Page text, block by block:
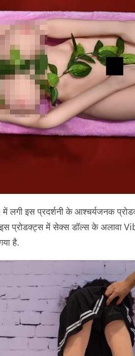
इस प्रदर्शनी के आश्चर्यजनक
इस प्रोडक्ट्स में सेक्स डॉल्स के अलावा
है.